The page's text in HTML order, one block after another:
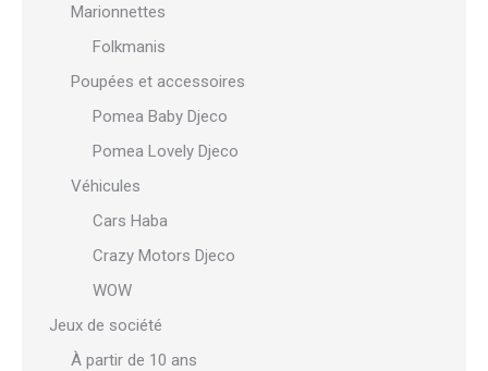
Marionnettes
Folkmanis
Poupées et accessoires
Pomea Baby Djeco
Pomea Lovely Djeco
Véhicules
Cars Haba
Crazy Motors Djeco
WOW
Jeux de société
À partir de 10 ans